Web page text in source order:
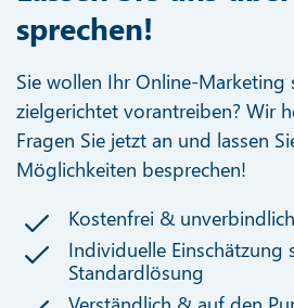
sprechen!
Sie wollen Ihr Online-Marketing
zielgerichtet vorantreiben? Wir
Fragen Sie jetzt an und lassen
Möglichkeiten besprechen!
Kostenfrei & unverbindlich
Individuelle Einschätzung
Standardlösung